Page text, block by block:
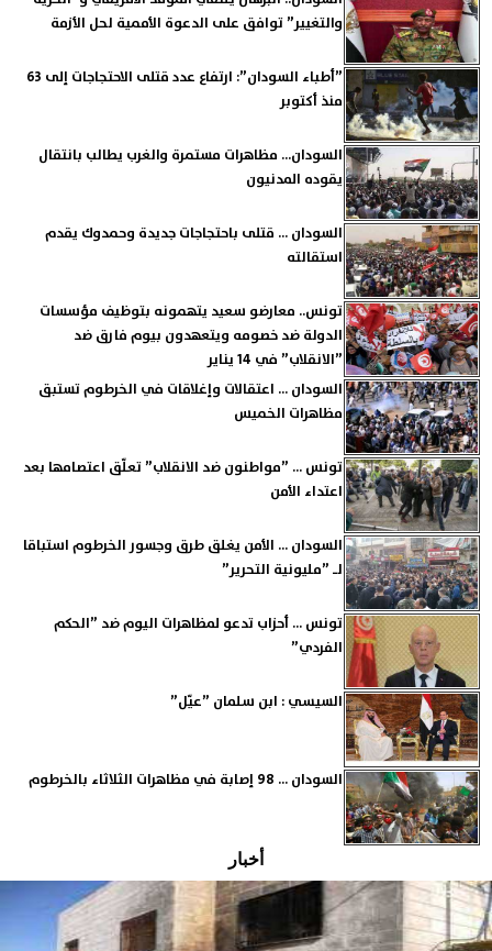
والتغيير” توافق على الدعوة الأممية لحل الأزمة
”أطباء السودان”: ارتفاع عدد قتلى الاحتجاجات إلى 63
منذ أكتوبر
السودان... مظاهرات مستمرة والغرب يطالب بانتقال
يقوده المدنيون
السودان ... قتلى باحتجاجات جديدة وحمدوك يقدم
استقالته
تونس.. معارضو سعيد يتهمونه بتوظيف مؤسسات
الدولة ضد خصومه ويتعهدون بيوم فارق ضد
”الانقلاب” في 14 يناير
السودان ... اعتقالات وإغلاقات في الخرطوم تستبق
مظاهرات الخميس
تونس ... ”مواطنون ضد الانقلاب” تعلّق اعتصامها بعد
اعتداء الأمن
السودان ... الأمن يغلق طرق وجسور الخرطوم استباقا
لـ ”مليونية التحرير”
تونس ... أحزاب تدعو لمظاهرات اليوم ضد ”الحكم
الفردي”
السيسي : ابن سلمان ”عيّل”
السودان ... 98 إصابة في مظاهرات الثلاثاء بالخرطوم
أخبار